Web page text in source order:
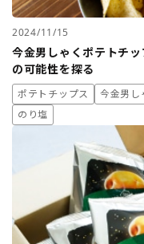
2024/11/15
今金男しゃくポテトチ
の可能性を探る
ポテトチップス 今金男し
のり塩